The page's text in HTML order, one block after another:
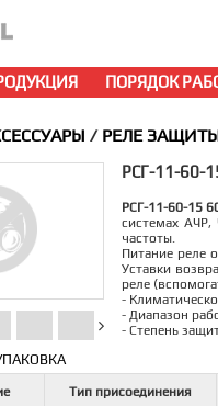
ПОРЯДОК
/ РЕЛЕ
РСГ-11-60-
РСГ-11-60-15
системах
частоты.
Питание реле
Уставки
реле
-
- Диапазон
- Степень
Тип присоединения